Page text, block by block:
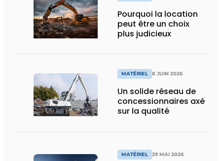
Pourquoi la location
peut être un choix
plus judicieux
MATÉRIEL 8 JUIN 2026
Un solide réseau de
concessionnaires axé
sur la qualité
MATÉRIEL 29 MAI 2026